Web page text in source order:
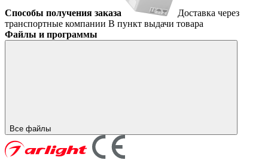
Способы получения заказа
Доставка через
транспортные компании В пункт выдачи товара
Файлы и программы
Все файлы